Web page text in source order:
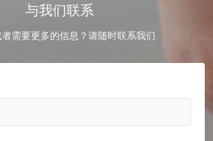
与我们联系
需要更多的信息？请随时联系我们